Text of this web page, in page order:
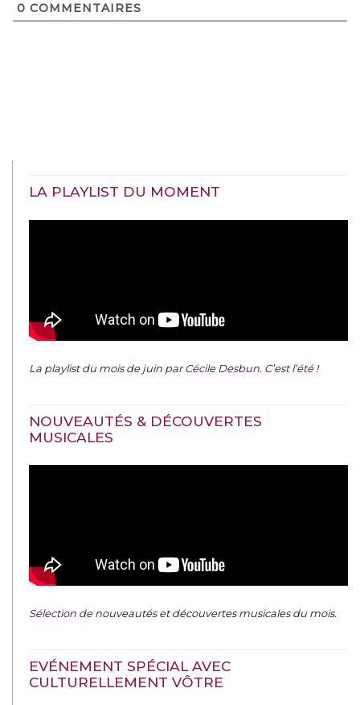
0 COMMENTAIRES
LA PLAYLIST DU MOMENT
La playlist du mois de juin par Cécile Desbun. C’est l’été !
NOUVEAUTÉS & DÉCOUVERTES
MUSICALES
Sélection denouveautés et découvertes musicales du mois.
EVÉNEMENT SPÉCIAL AVEC
CULTURELLEMENT VÔTRE